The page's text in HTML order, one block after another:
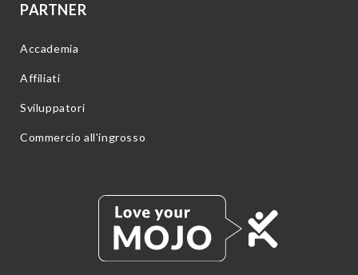
PARTNER
Accademia
Affiliati
Sviluppatori
Commercio all'ingrosso